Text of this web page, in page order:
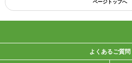
ページトップへ
よくあるご質問